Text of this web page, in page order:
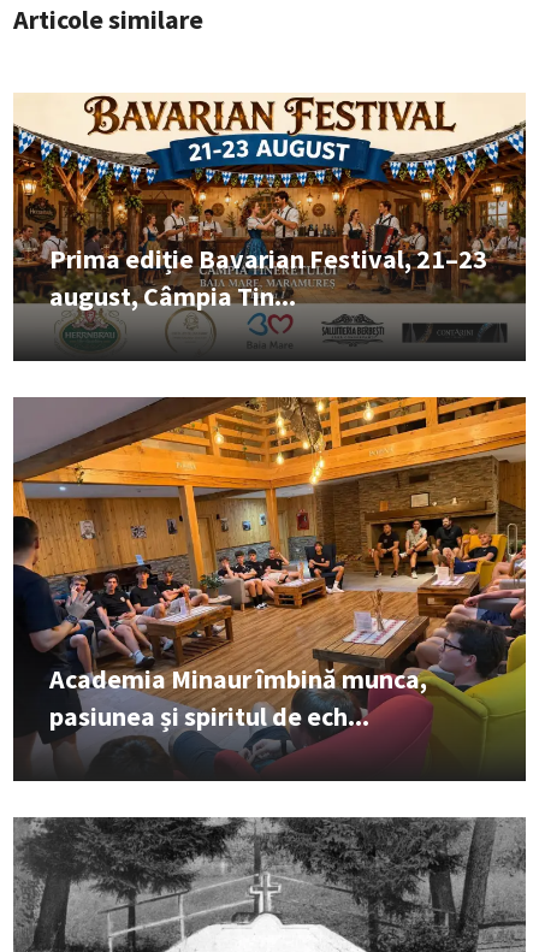
Articole similare
Prima ediție Bavarian Festival, 21–23
august, Câmpia Tin...
Academia Minaur îmbină munca,
pasiunea și spiritul de ech...